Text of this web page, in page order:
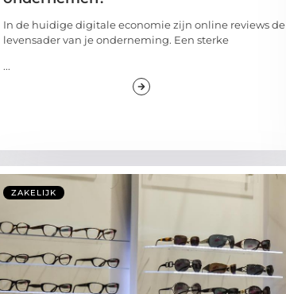
In de huidige digitale economie zijn online reviews de
levensader van je onderneming. Een sterke
...
ZAKELIJK